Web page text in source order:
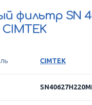
фильтр SN
CIMTEK